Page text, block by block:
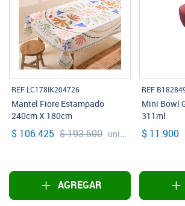
REF LC178IK204726
Mantel Fiore Estampado
240cm X 180cm
$ 106.425 $ 193.500 unidad
AGREGAR
REF
Mini Bowl
311ml
$ 11.900